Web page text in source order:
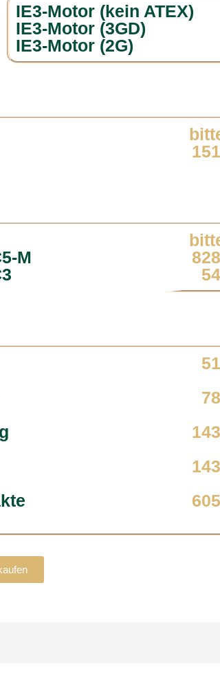
IE3-Motor (kein ATEX)
IE3-Motor (3GD)
IE3-Motor (2G)
M